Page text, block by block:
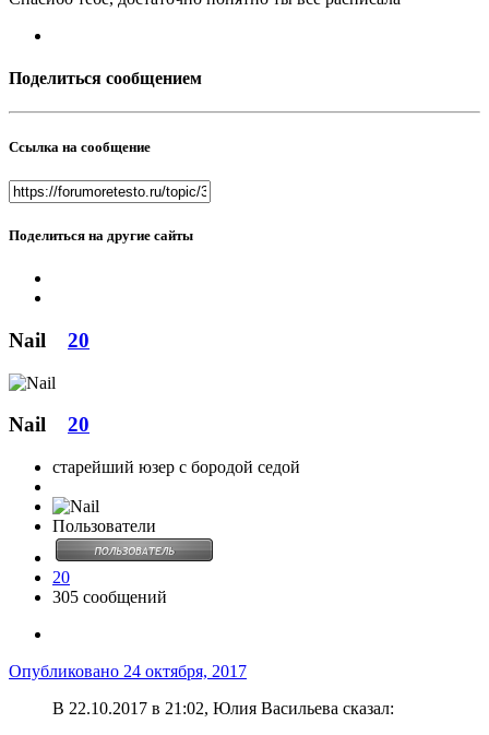
Поделиться сообщением
Ссылка на сообщение
Поделиться на другие сайты
Nail 20
Nail 20
старейший юзер с бородой седой
Пользователи
20
305 сообщений
Опубликовано 24 октября, 2017
В 22.10.2017 в 21:02, Юлия Васильева сказал: